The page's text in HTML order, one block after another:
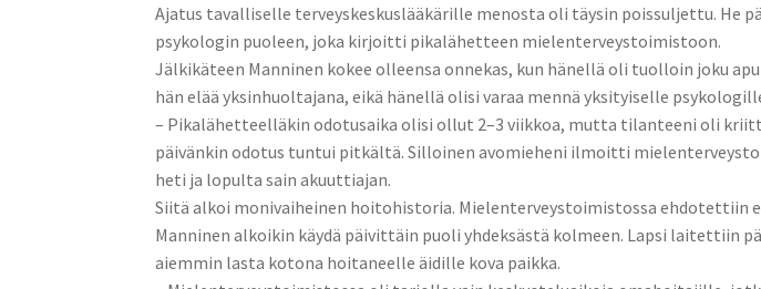
Ajatus tavalliselle terveyskeskuslääkärille menosta oli täysin poissuljettu. He
psykologin puoleen, joka kirjoitti pikalähetteen mielenterveystoimistoon.
Jälkikäteen Manninen kokee olleensa onnekas, kun hänellä oli tuolloin joku
hän elää yksinhuoltajana, eikä hänellä olisi varaa mennä yksityiselle
– Pikalähetteelläkin odotusaika olisi ollut 2–3 viikkoa, mutta tilanteeni oli
päivänkin odotus tuntui pitkältä. Silloinen avomieheni ilmoitti
heti ja lopulta sain akuuttiajan.
Siitä alkoi monivaiheinen hoitohistoria. Mielenterveystoimistossa ehdotettiin
Manninen alkoikin käydä päivittäin puoli yhdeksästä kolmeen. Lapsi laitettiin
aiemmin lasta kotona hoitaneelle äidille kova paikka.